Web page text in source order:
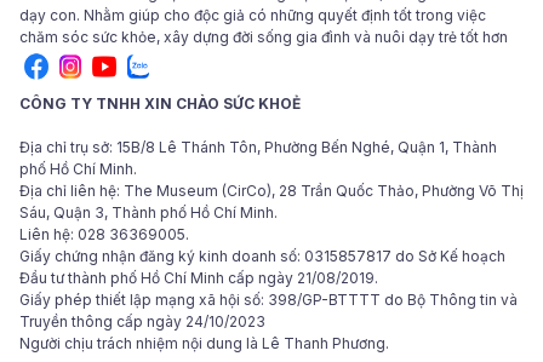
dạy con. Nhằm giúp cho độc giả có những quyết định tốt trong việc
chăm sóc sức khỏe, xây dựng đời sống gia đình và nuôi dạy trẻ tốt hơn
CÔNG TY TNHH XIN CHÀO SỨC KHOẺ
Địa chỉ trụ sở: 15B/8 Lê Thánh Tôn, Phường Bến Nghé, Quận 1, Thành
phố Hồ Chí Minh.
Địa chỉ liên hệ: The Museum (CirCo), 28 Trần Quốc Thảo, Phường Võ Thị
Sáu, Quận 3, Thành phố Hồ Chí Minh.
Liên hệ: 028 36369005.
Giấy chứng nhận đăng ký kinh doanh số: 0315857817 do Sở Kế hoạch
Đầu tư thành phố Hồ Chí Minh cấp ngày 21/08/2019.
Giấy phép thiết lập mạng xã hội số: 398/GP-BTTTT do Bộ Thông tin và
Truyền thông cấp ngày 24/10/2023
Người chịu trách nhiệm nội dung là Lê Thanh Phương.